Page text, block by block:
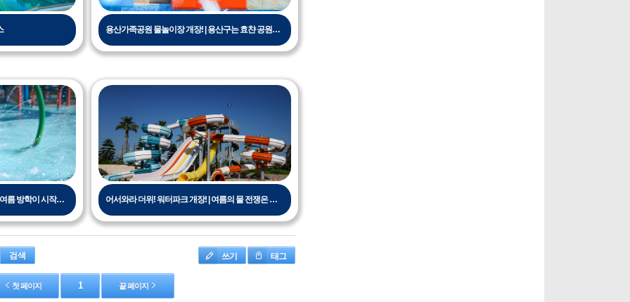
용산가족공원 물놀이장 개장! | 용산구는 효챤 공원과 운본 공원에만 워터 파크를 설치하여 운영하고 있습니다.
서울랜드 시원하게 즐기는 방법 | 여름 방학이 시작되었습니다! 어서와라 더위! 워터파크 개장! | 여름의 물 전쟁은 이미 시작되고 있습니다.
쓰기 태그
검색
첫 페이지 1 끝 페이지